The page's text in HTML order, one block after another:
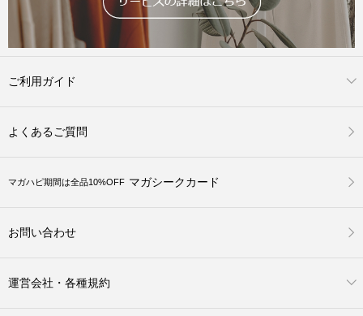
ご利用ガイド
よくあるご質問
マガハピ期間は全品10%OFF マガシークカード
お問い合わせ
運営会社・各種規約